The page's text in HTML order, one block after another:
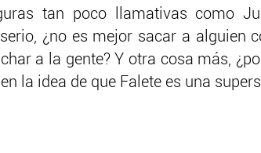
tan poco llamativas como
serio, ¿no es mejor sacar a alguien
a la gente? Y otra cosa más,
la idea de que Falete es una